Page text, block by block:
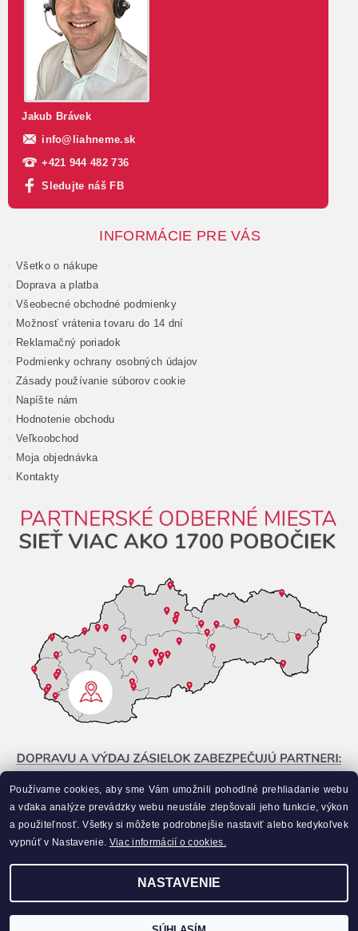
Jakub Brávek
info@ liahneme.sk
+421 944 482 736
Sledujte náš FB
INFORMÁCIE PRE VÁS
Všetko o nákupe
Doprava a platba
Všeobecné obchodné podmienky
Možnosť vrátenia tovaru do 14 dní
Reklamačný poriadok
Podmienky ochrany osobných údajov
Zásady používanie súborov cookie
Napíšte nám
Hodnotenie obchodu
Veľkoobchod
Moja objednávka
Kontakty
Vytvoril Shoptet
Používame cookies, aby sme Vám umožnili pohodlné prehliadanie webu
a vďaka analýze prevádzky webu neustále zlepšovali jeho funkcie, výkon
a použiteľnosť. Všetky si môžete podrobnejšie nastaviť alebo kedykoľvek
vypnúť v Nastavenie. Viac informácií o cookies.
NASTAVENIE